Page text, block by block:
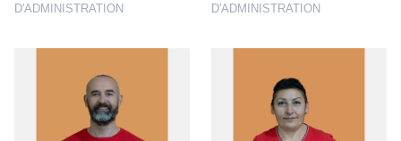
D'ADMINISTRATION
D'ADMINISTRATION